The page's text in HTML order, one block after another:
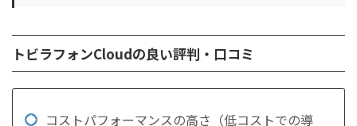
取得認証
プライバシーマーク：19001098号
健康経営優良法人2025（中小規模法人部門
優良電話事業者認証マーク（ETOC マーク
トビラフォンCloudの良い評判・口コミ
コストパフォーマンスの高さ（低コストでの導